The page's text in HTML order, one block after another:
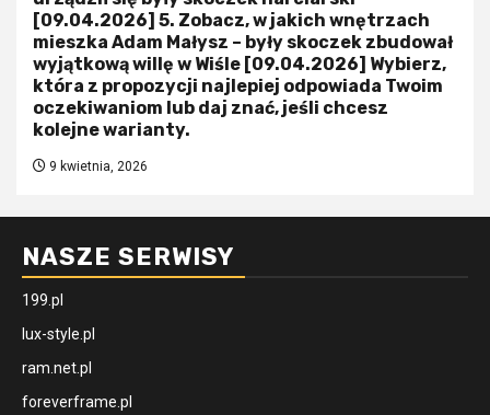
[09.04.2026] 5. Zobacz, w jakich wnętrzach
mieszka Adam Małysz – były skoczek zbudował
wyjątkową willę w Wiśle [09.04.2026] Wybierz,
która z propozycji najlepiej odpowiada Twoim
oczekiwaniom lub daj znać, jeśli chcesz
kolejne warianty.
9 kwietnia, 2026
NASZE SERWISY
199.pl
lux-style.pl
ram.net.pl
foreverframe.pl